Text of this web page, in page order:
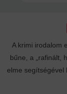
A krimi irodalom
bűne, a „rafinált,
elme segítségével